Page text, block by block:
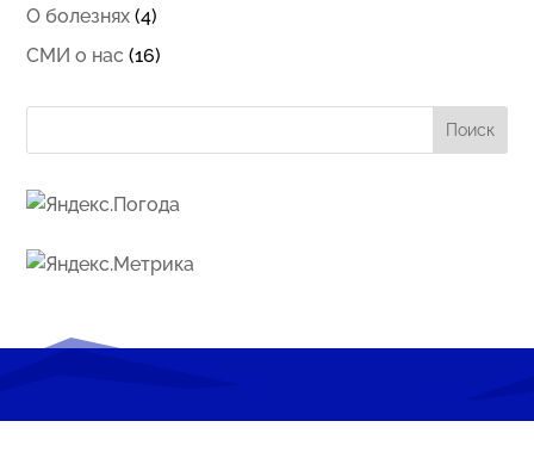
О болезнях (4)
СМИ о нас (16)